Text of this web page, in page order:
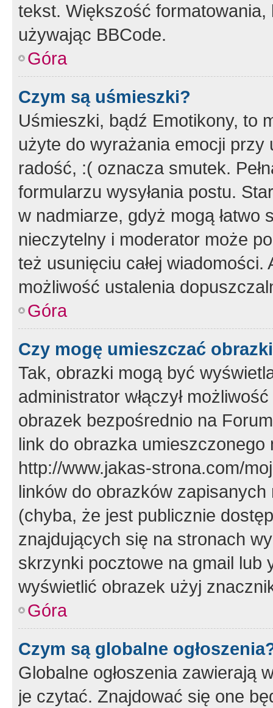
tekst. Większość
używając BBCode.
Góra
Czym są uśmieszki?
Uśmieszki, bądź Emotikony, to
użyte do wyrażania emocji
radość, :( oznacza smutek.
formularzu wysyłania postu.
w nadmiarze, gdyż mogą
nieczytelny i moderator może
też usunięciu całej
możliwość ustalenia
Góra
Czy mogę umieszczać
Tak, obrazki mogą być
administrator włączył
obrazek bezpośrednio na
link do obrazka
http://www.jakas-strona.com/
linków do obrazków
(chyba, że jest publicznie
znajdujących się na stronach
skrzynki pocztowe na gmail lub
wyświetlić obrazek użyj
Góra
Czym są globalne
Globalne ogłoszenia zawierają
je czytać. Znajdować się one